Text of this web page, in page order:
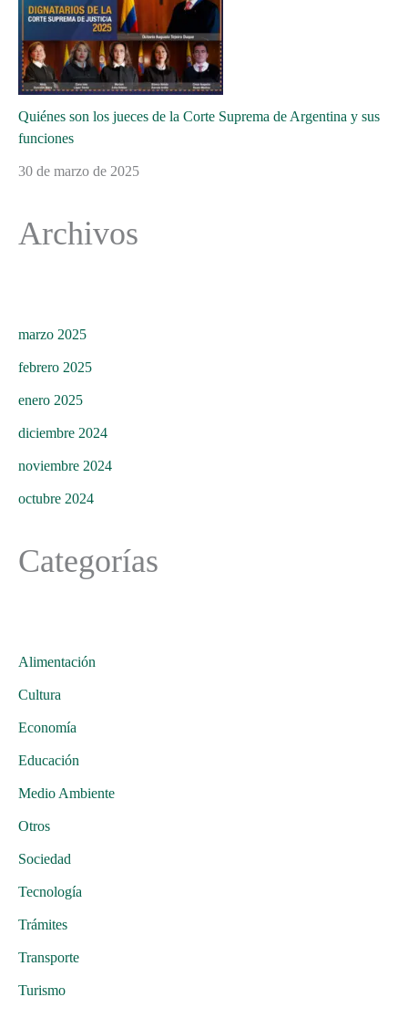
Quiénes son los jueces de la Corte Suprema de Argentina y sus
funciones
30 de marzo de 2025
Archivos
marzo 2025
febrero 2025
enero 2025
diciembre 2024
noviembre 2024
octubre 2024
Categorías
Alimentación
Cultura
Economía
Educación
Medio Ambiente
Otros
Sociedad
Tecnología
Trámites
Transporte
Turismo